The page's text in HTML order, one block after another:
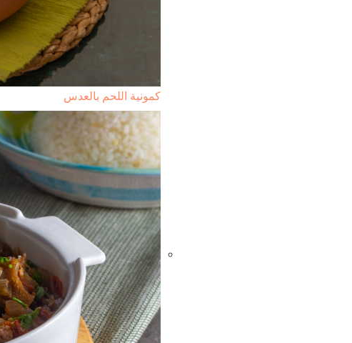
كمونية اللحم بالعدس